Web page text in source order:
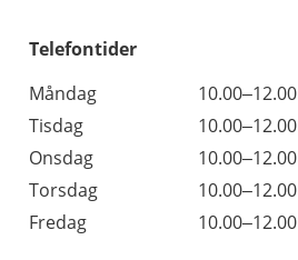
Telefontider
Måndag
10.00–12.00
Tisdag
10.00–12.00
Onsdag
10.00–12.00
Torsdag
10.00–12.00
Fredag
10.00–12.00